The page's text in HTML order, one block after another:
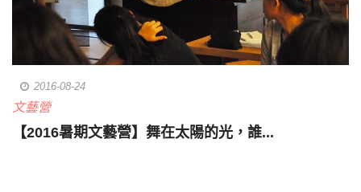
2016-08-24
文藝營
【2016暑期文藝營】舞在太陽的光，誰...